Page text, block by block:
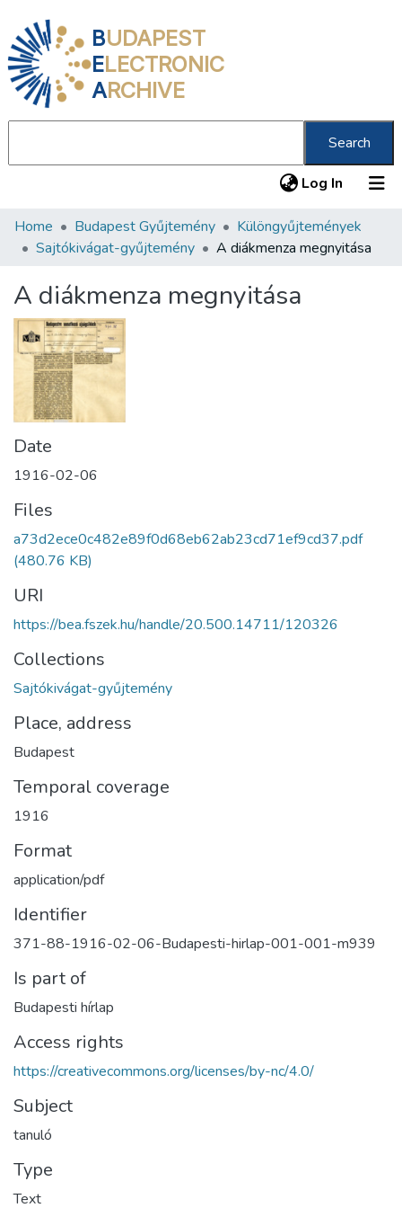
BUDAPEST
ELECTRONIC
ARCHIVE
Search
Log In (current)
Communities & Collections
Statistics
About us
Home Budapest Gyűjtemény
Különgyűjtemények
Sajtókivágat-gyűjtemény
A diákmenza megnyitása
A diákmenza megnyitása
Date
1916-02-06
Files
a73d2ece0c482e89f0d68eb62ab23cd71ef9cd37.pdf
(480.76 KB)
URI
https://bea.fszek.hu/handle/20.500.14711/120326
Collections
Sajtókivágat-gyűjtemény
Place, address
Budapest
Temporal coverage
1916
Format
application/pdf
Identifier
371-88-1916-02-06-Budapesti-hirlap-001-001-m939
Is part of
Budapesti hírlap
Access rights
https://creativecommons.org/licenses/by-nc/4.0/
Subject
tanuló
Type
Text